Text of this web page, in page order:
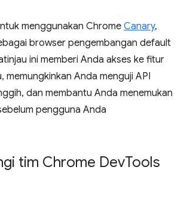
menggunakan Chrome Canary,
browser pengembangan default
ini memberi Anda akses ke fitur
memungkinkan Anda menguji API
dan membantu Anda menemukan
pengguna Anda
tim Chrome DevTools